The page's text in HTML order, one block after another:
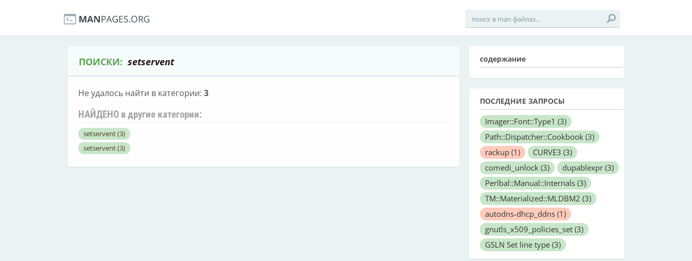
ПОИСКИ: setservent
Не удалось найти в категории: 3
НАЙДЕНО в другие категории:
setservent(3)
setservent(3)
содержание
ПОСЛЕДНИЕ ЗАПРОСЫ
Imager::Font::Type1 (3)
Path::Dispatcher::Cookbook (3)
rackup (1) CURVE3 (3)
comedi_unlock (3) dupablexpr (3)
Perlbal::Manual::Internals (3)
TM::Materialized::MLDBM2 (3)
autodns-dhcp_ddns (1)
gnutls_x509_policies_set (3)
GSLN Set line type (3)